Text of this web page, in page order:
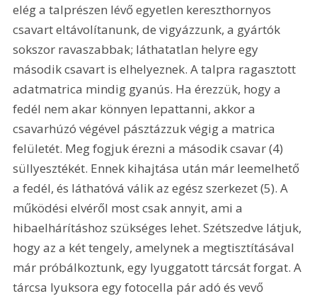
elég a talprészen lévő egyetlen kereszthornyos
csavart eltávolítanunk, de vigyázzunk, a gyártók
sokszor ravaszabbak; láthatatlan helyre egy
második csavart is elhelyeznek. A talpra ragasztott
adatmatrica mindig gyanús. Ha érezzük, hogy a
fedél nem akar könnyen lepattanni, akkor a
csavarhúzó végével pásztázzuk végig a matrica
felületét. Meg fogjuk érezni a második csavar (4)
süllyesztékét. Ennek kihajtása után már leemelhető
a fedél, és láthatóvá válik az egész szerkezet (5). A
működési elvéről most csak annyit, ami a
hibaelhárításhoz szükséges lehet. Szétszedve látjuk,
hogy az a két tengely, amelynek a megtisztításával
már próbálkoztunk, egy lyuggatott tárcsát forgat. A
tárcsa lyuksora egy fotocella pár adó és vevő